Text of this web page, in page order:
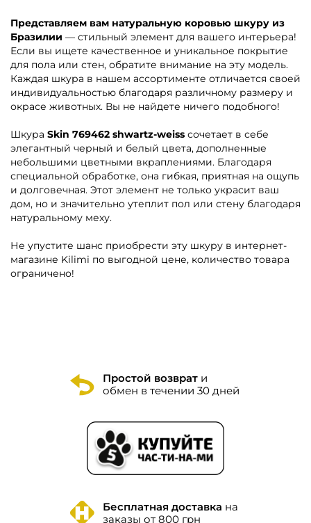
Представляем вам натуральную коровью шкуру из
Бразилии — стильный элемент для вашего интерьера!
Если вы ищете качественное и уникальное покрытие
для пола или стен, обратите внимание на эту модель.
Каждая шкура в нашем ассортименте отличается своей
индивидуальностью благодаря различному размеру и
окрасе животных. Вы не найдете ничего подобного!
Шкура Skin 769462 shwartz-weiss сочетает в себе
элегантный черный и белый цвета, дополненные
небольшими цветными вкраплениями. Благодаря
специальной обработке, она гибкая, приятная на ощупь
и долговечная. Этот элемент не только украсит ваш
дом, но и значительно утеплит пол или стену благодаря
натуральному меху.
Не упустите шанс приобрести эту шкуру в интернет-
магазине Kilimi по выгодной цене, количество товара
ограничено!
Простой возврати
обмен в течении 30 дней
Бесплатная доставка на
заказы от 800 грн